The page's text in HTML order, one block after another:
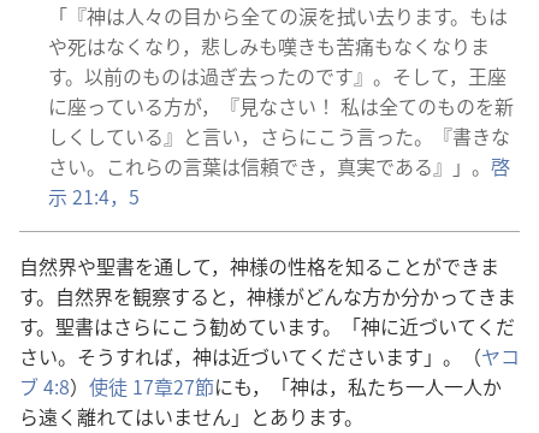
「『神は人々の目から全ての涙を拭い去ります。もは
や死はなくなり， 悲 しみも嘆きも苦痛もなくなりま
す。 以前のものは過ぎ去ったのです』。そして， 王座
に座っている方が，『見なさい！ 私は全てのものを新
しくしている』と言い，さらにこう言った。『書きな
さい。これらの言葉は信頼でき， 真実である』」。 啓
示 21:4，5
自然界や聖書を通して， 神様の性格を知ることができま
す。 自然界を観察すると， 神様がどんな方か分かってきま
す。 聖書はさらにこう勧めています。「神に近づいてくだ
さい。そうすれば， 神は近づいてくださいます」。（ヤコ
ブ 4:8） 使徒 17章27節にも，「神は， 私たち一人一人か
ら遠く 離れてはいません」とあります。